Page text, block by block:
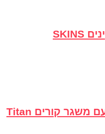
רובה חצים אקס שוט סקינים SKINS
דמות ספיידרמן 30 ס״מ עם משגר קורים Titan